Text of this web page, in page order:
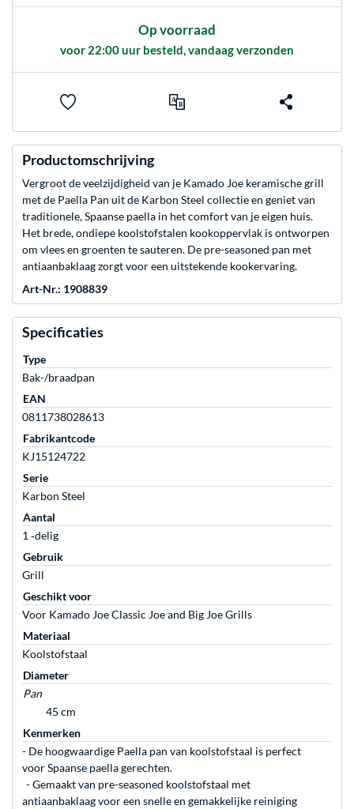
Op voorraad
voor 22:00 uur besteld, vandaag verzonden
Productomschrijving
Vergroot de veelzijdigheid van je Kamado Joe keramische grill
met de Paella Pan uit de Karbon Steel collectie en geniet van
traditionele, Spaanse paella in het comfort van je eigen huis.
Het brede, ondiepe koolstofstalen kookoppervlak is ontworpen
om vlees en groenten te sauteren. De pre-seasoned pan met
antiaanbaklaag zorgt voor een uitstekende kookervaring.
Art-Nr.: 1908839
Specificaties
Type
Bak-/braadpan
EAN
0811738028613
Fabrikantcode
KJ15124722
Serie
Karbon Steel
Aantal
1 ‐delig
Gebruik
Grill
Geschikt voor
Voor Kamado Joe Classic Joe and Big Joe Grills
Materiaal
Koolstofstaal
Diameter
Pan
45 cm
Kenmerken
- De hoogwaardige Paella pan van koolstofstaal is perfect
voor Spaanse paella gerechten.
- Gemaakt van pre-seasoned koolstofstaal met
antiaanbaklaag voor een snelle en gemakkelijke reiniging